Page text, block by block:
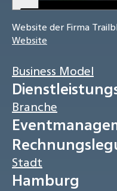
Website der Firma
Website
Business Model
Branche
Stadt
Hamburg